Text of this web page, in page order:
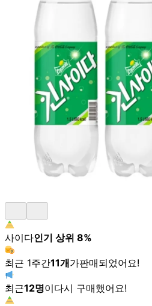
사이다인기 상위 8%
최근 1주간11개가판매되었어요!
최근12명이다시 구매했어요!